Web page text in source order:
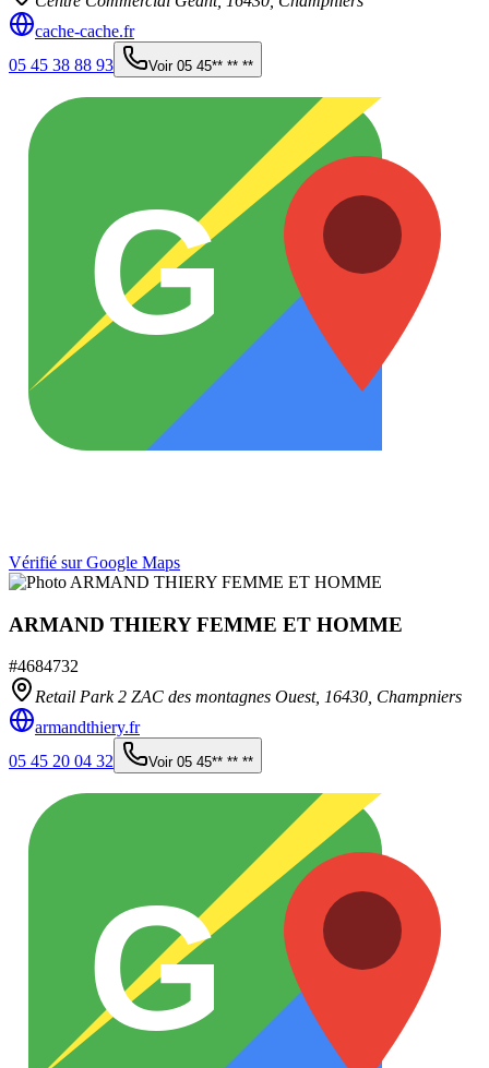
cache-cache.fr
05 45 38 88 93
Voir 05 45** ** **
G
Vérifié sur Google Maps
ARMAND THIERY FEMME ET HOMME
#4684732
Retail Park 2 ZAC des montagnes Ouest, 16430 Champniers
armandthiery.fr
05 45 20 04 32
Voir 05 45** ** **
G